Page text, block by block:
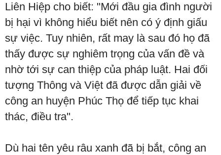
Liên Hiệp cho biết: "Mới đầu gia đình người
bị hại vì không hiểu biết nên có ý định giấu
sự việc. Tuy nhiên, rất may là sau đó họ đã
thấy được sự nghiêm trọng của vấn đề và
nhờ tới sự can thiệp của pháp luật. Hai đối
tượng Thông và Việt đã được dẫn giải về
công an huyện Phúc Thọ để tiếp tục khai
thác, điều tra".
Dù hai tên yêu râu xanh đã bị bắt, công an